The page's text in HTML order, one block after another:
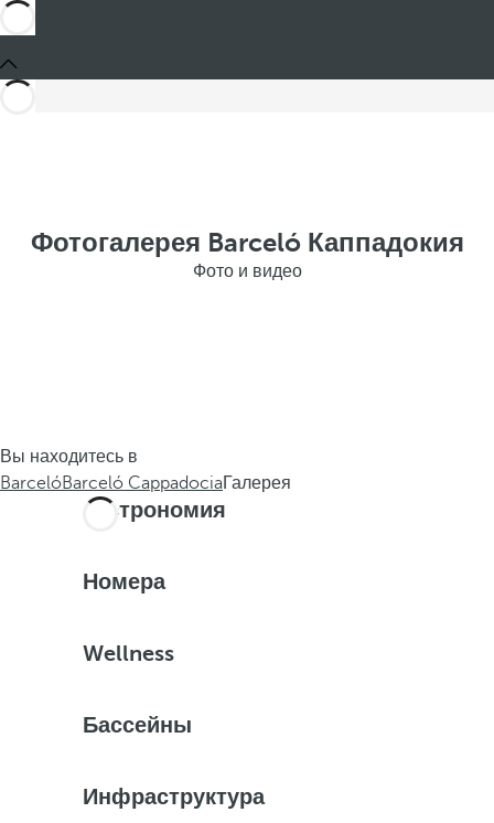
Фотогалерея Barceló Каппадокия
Фото и видео
Вы находитесь в
BarcelóBarceló CappadociaГалерея
Гастрономия
Номера
Wellness
Бассейны
Инфраструктура